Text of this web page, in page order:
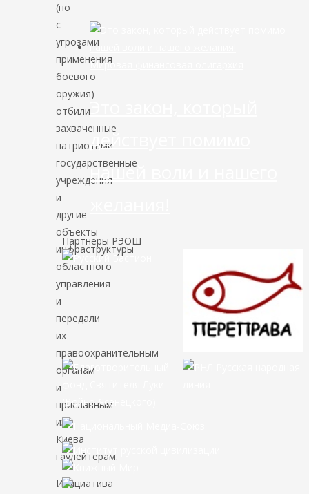
(но
с
угрозами
применения
боевого
оружия)
отбили
захваченные
патриотами
государственные
учреждения
и
другие
объекты
инфраструктуры
областного
управления
и
передали
их
правоохранительным
органам
и
присланным
из
Киева
гаулейтерам.
Инициатива
Мировая финансовая олигархия
Это закон, который
действует помимо
нашей воли и нашего
Партнёры РЭОШ